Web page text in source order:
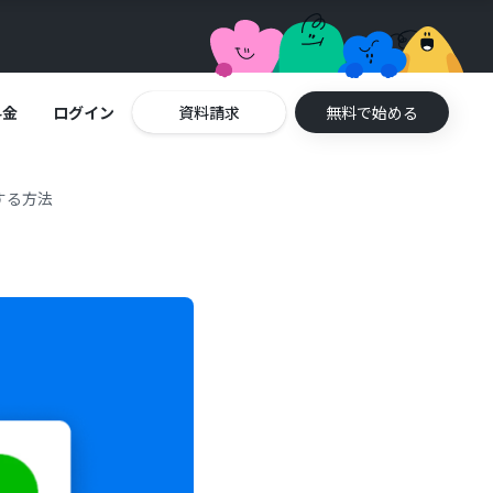
ログイン 資料請求 無料で始める
る方法